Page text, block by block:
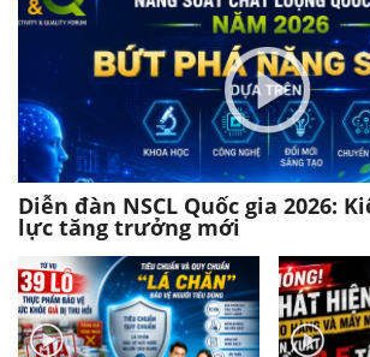
Diễn đàn NSCL Quốc gia 2026:
lực tăng trưởng mới